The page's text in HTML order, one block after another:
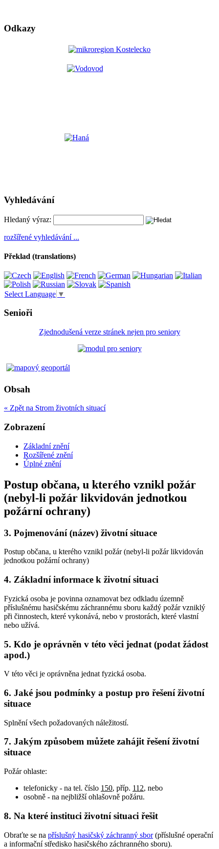
Odkazy
Vyhledávání
Hledaný výraz:
rozšířené vyhledávání ...
Překlad (translations)
Select Language ▼
Senioři
Zjednodušená verze stránek nejen pro seniory
Obsah
« Zpět na Strom životních situací
Zobrazení
Základní znění
Rozšířené znění
Úplné znění
Postup občana, u kterého vznikl požár
(nebyl-li požár likvidován jednotkou
požární ochrany)
3. Pojmenování (název) životní situace
Postup občana, u kterého vznikl požár (nebyl-li požár likvidován
jednotkou požární ochrany)
4. Základní informace k životní situaci
Fyzická osoba je povinna oznamovat bez odkladu územně
příslušnému hasičskému záchrannému sboru každý požár vzniklý
při činnostech, které vykonává, nebo v prostorách, které vlastní
nebo užívá.
5. Kdo je oprávněn v této věci jednat (podat žádost
apod.)
V této věci je oprávněna jednat fyzická osoba.
6. Jaké jsou podmínky a postup pro řešení životní
situace
Splnění všech požadovaných náležitostí.
7. Jakým způsobem můžete zahájit řešení životní
situace
Požár ohlaste:
telefonicky - na tel. číslo 150, příp. 112, nebo
osobně - na nejbližší ohlašovně požáru.
8. Na které instituci životní situaci řešit
Obraťte se na příslušný hasičský záchranný sbor(příslušné operační
a informační středisko hasičského záchranného sboru).